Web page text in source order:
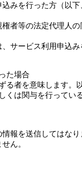
を行った方（以
等の法定代理人
ービス利用申込
た場合
者を意味します
くは関与を行ってい
を送信してはな
ん。